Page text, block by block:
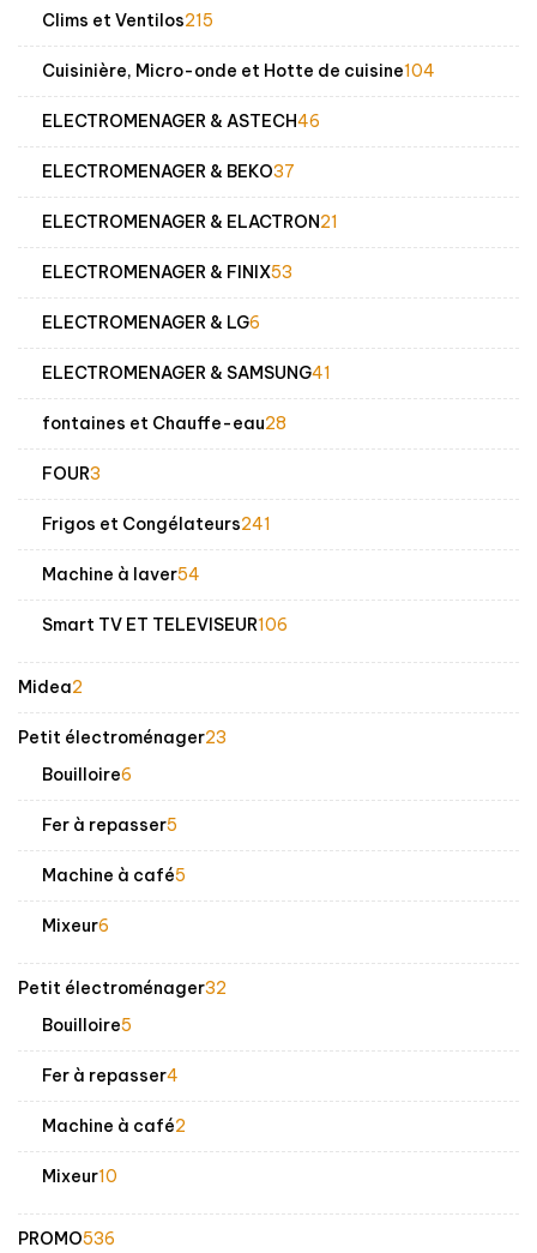
Clims et Ventilos215
produits
Cuisinière, Micro-onde et Hotte de cuisine104
produits
ELECTROMENAGER & ASTECH46
produits
ELECTROMENAGER & BEKO37
produits
ELECTROMENAGER & ELACTRON21
produits
ELECTROMENAGER & FINIX53
produits
ELECTROMENAGER & LG6
produits
ELECTROMENAGER & SAMSUNG41
produits
fontaines et Chauffe-eau28
produits
FOUR3
produits
Frigos et Congélateurs241
produits
Machine à laver54
produits
Smart TV ET TELEVISEUR106
Midea2
produits
Petit électroménager23
Bouilloire6
produits
Fer à repasser5
produits
Machine à café5
produits
Mixeur6
Petit électroménager32
Bouilloire5
produits
Fer à repasser4
produits
Machine à café2
produits
Mixeur10
PROMO536